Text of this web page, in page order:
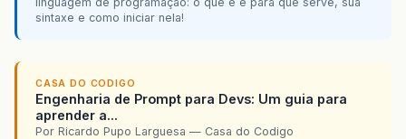
sintaxe e como iniciar nela!
CASA DO CODIGO
Engenharia de Prompt para Devs: Um guia para
aprender a...
Por Ricardo Pupo Larguesa — Casa do Codigo